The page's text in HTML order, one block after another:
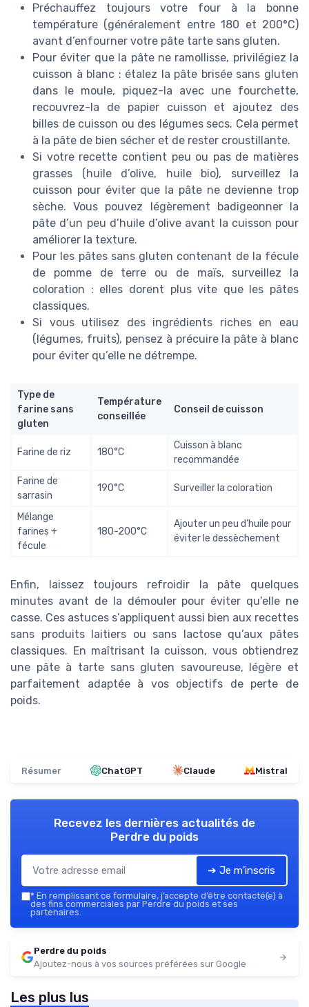
Préchauffez toujours votre four à la bonne
température (généralement entre 180 et 200°C)
avant d’enfourner votre pâte tarte sans gluten.
Pour éviter que la pâte ne ramollisse, privilégiez la
cuisson à blanc : étalez la pâte brisée sans gluten
dans le moule, piquez-la avec une fourchette,
recouvrez-la de papier cuisson et ajoutez des
billes de cuisson ou des légumes secs. Cela permet
à la pâte de bien sécher et de rester croustillante.
Si votre recette contient peu ou pas de matières
grasses (huile d’olive, huile bio), surveillez la
cuisson pour éviter que la pâte ne devienne trop
sèche. Vous pouvez légèrement badigeonner la
pâte d’un peu d’huile d’olive avant la cuisson pour
améliorer la texture.
Pour les pâtes sans gluten contenant de la fécule
de pomme de terre ou de maïs, surveillez la
coloration : elles dorent plus vite que les pâtes
classiques.
Si vous utilisez des ingrédients riches en eau
(légumes, fruits), pensez à précuire la pâte à blanc
pour éviter qu’elle ne détrempe.
Type de
farine sans
gluten
Température
conseillée
Conseil de cuisson
Farine de riz 180°C
Cuisson à blanc
recommandée
Farine de
sarrasin
190°C Surveiller la coloration
Mélange
farines +
fécule
180-200°C
Ajouter un peu d’huile pour
éviter le dessèchement
Enfin, laissez toujours refroidir la pâte quelques
minutes avant de la démouler pour éviter qu’elle ne
casse. Ces astuces s’appliquent aussi bien aux recettes
sans produits laitiers ou sans lactose qu’aux pâtes
classiques. En maîtrisant la cuisson, vous obtiendrez
une pâte à tarte sans gluten savoureuse, légère et
parfaitement adaptée à vos objectifs de perte de
poids.
Résumer ChatGPT Claude Mistral
Recevez les dernières actualités de
Perdre du poids
➔ Je m'inscris
* En remplissant ce formulaire, j’accepte d’être contacté(e) à
des fins commerciales par Perdre du poids et ses
partenaires.
Perdre du poids
Ajoutez-nous à vos sources préférées sur Google
Les plus lus